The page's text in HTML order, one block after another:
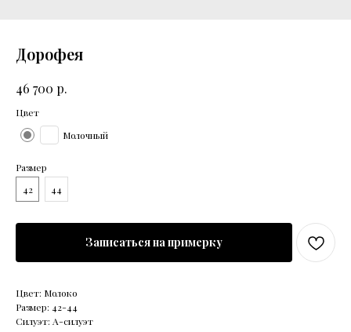
Дорофея
46 700 р.
Цвет
Молочный
Размер
42
44
Записаться на примерку
Цвет: Молоко
Размер: 42-44
Силуэт: А-силуэт